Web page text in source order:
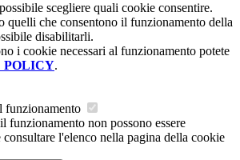
scegliere quali cookie consentire.
quelli che consentono il funzionamento della
disabilitarli.
i cookie necessari al funzionamento potete
POLICY.
funzionamento
funzionamento non possono essere
l'elenco nella pagina della cookie